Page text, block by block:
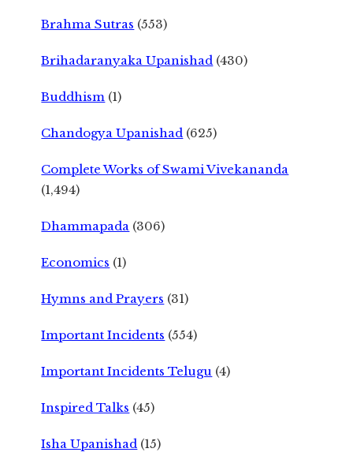
Brahma Sutras (553)
Brihadaranyaka Upanishad (430)
Buddhism (1)
Chandogya Upanishad (625)
Complete Works of Swami Vivekananda
(1,494)
Dhammapada (306)
Economics (1)
Hymns and Prayers (31)
Important Incidents (554)
Important Incidents Telugu (4)
Inspired Talks (45)
Isha Upanishad (15)